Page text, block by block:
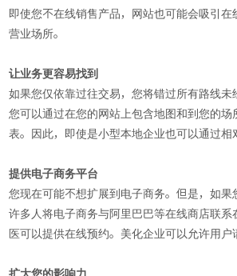
即使您不在线销售产品，网站也可能会吸引
营业场所。
让业务更容易找到
如果您仅依靠过往交易，您将错过所有路线
您可以通过在您的网站上包含地图和到您的
表。因此，即使是小型本地企业也可以通过
提供电子商务平台
您现在可能不想扩展到电子商务。但是，如
许多人将电子商务与阿里巴巴等在线商店联
医可以提供在线预约。美化企业可以允许用
扩大您的影响力